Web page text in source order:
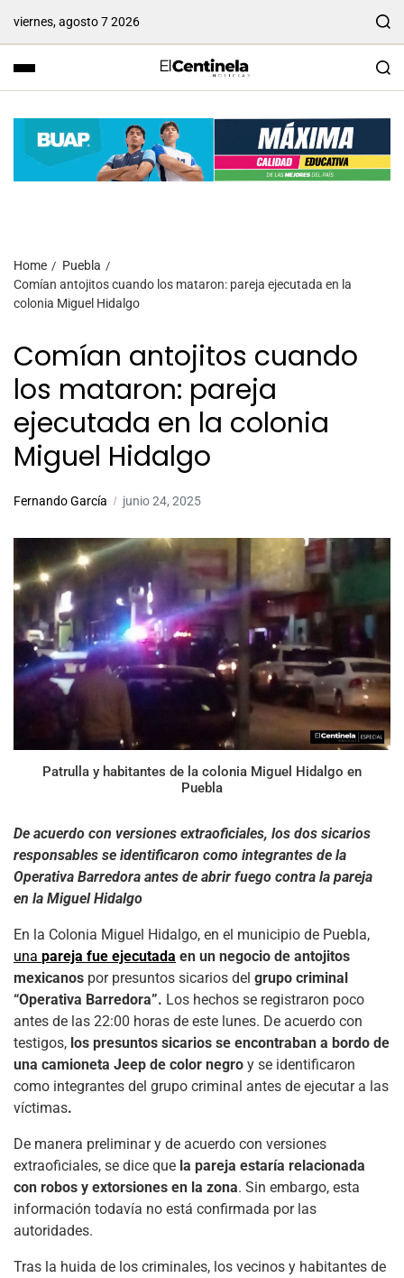
viernes, agosto 7 2026
Home
Puebla
Comían antojitos cuando los mataron: pareja ejecutada en la
colonia Miguel Hidalgo
Comían antojitos cuando
los mataron: pareja
ejecutada en la colonia
Miguel Hidalgo
Fernando García junio 24, 2025
Patrulla y habitantes de la colonia Miguel Hidalgo en
Puebla
De acuerdo con versiones extraoficiales, los dos sicarios
responsables se identificaron como integrantes de la
Operativa Barredora antes de abrir fuego contra la pareja
en la Miguel Hidalgo
En la Colonia Miguel Hidalgo, en el municipio de Puebla,
una pareja fue ejecutada en un negocio de antojitos
mexicanos por presuntos sicarios del grupo criminal
“Operativa Barredora”. Los hechos se registraron poco
antes de las 22:00 horas de este lunes. De acuerdo con
testigos, los presuntos sicarios se encontraban a bordo de
una camioneta Jeep de color negro y se identificaron
como integrantes del grupo criminal antes de ejecutar a las
víctimas.
De manera preliminar y de acuerdo con versiones
extraoficiales, se dice que la pareja estaría relacionada
con robos y extorsiones en la zona. Sin embargo, esta
información todavía no está confirmada por las
autoridades.
Tras la huida de los criminales, los vecinos y habitantes de